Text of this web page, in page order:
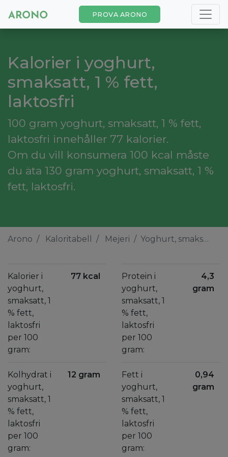
PROVA ARONO
Kalorier i yoghurt,
smaksatt, 1 % fett,
laktosfri
100 gram yoghurt, smaksatt, 1 % fett,
laktosfri innehåller 77 kalorier.
Om du vill konsumera 100 kcal måste
du äta 130 gram yoghurt, smaksatt, 1 %
fett, laktosfri.
Arono Kaloritabell Mejeri Yoghurt, smaksatt, 1 % fett, laktosfri
Kalorier i
yoghurt,
smaksatt, 1
% fett,
laktosfri
per 100
gram:
77 kcal
Kolhydrat i
yoghurt,
smaksatt, 1
% fett,
laktosfri
per 100
gram:
12 gram
Protein i
yoghurt,
smaksatt, 1
% fett,
laktosfri
per 100
gram:
4,3
gram
Fett i
yoghurt,
smaksatt, 1
% fett,
laktosfri
per 100
gram:
0,94
gram